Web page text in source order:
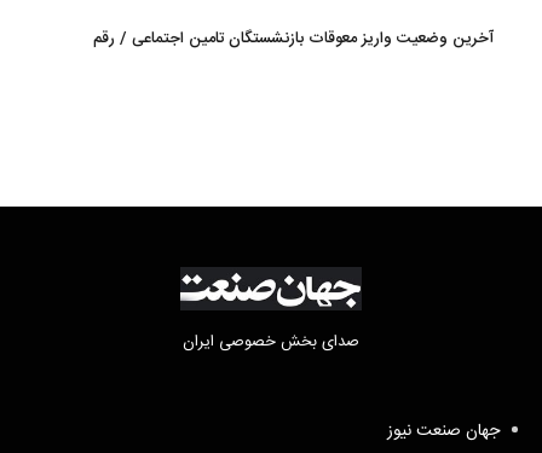
آخرین وضعیت واریز معوقات بازنشستگان تامین اجتماعی / رقم
صدای بخش خصوصی ایران
جهان صنعت نیوز